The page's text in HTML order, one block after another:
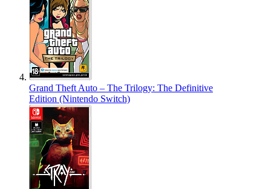
Grand Theft Auto – The Trilogy: The Definitive
Edition (Nintendo Switch)